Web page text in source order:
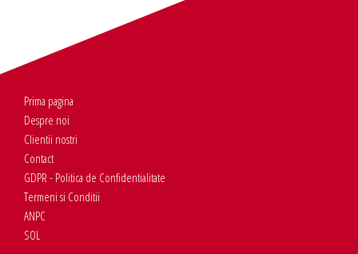
Prima pagina
Despre noi
Clientii nostri
Contact
GDPR - Politica de Confidentialitate
Termeni si Conditii
ANPC
SOL